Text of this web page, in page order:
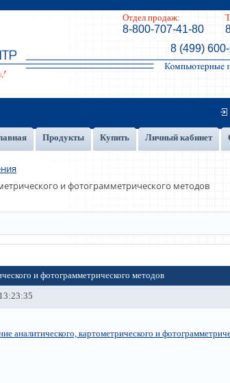
Отдел продаж:
8-800-707-41-80
8 (499)
Продукты Купить Личный кабинет
и фотограмметрического методов
и фотограмметрического методов
аналитического, картометрического и